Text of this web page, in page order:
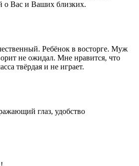
о Вас и Ваших близких.
Ребёнок в восторге. Муж
не ожидал. Мне нравится, что
твёрдая и не играет.
глаз, удобство